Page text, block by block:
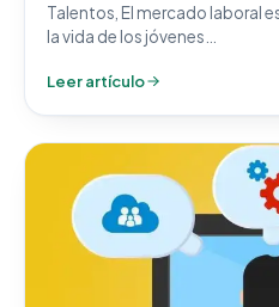
Talentos, El mercado laboral
la vida de los jóvenes…
Leer artículo